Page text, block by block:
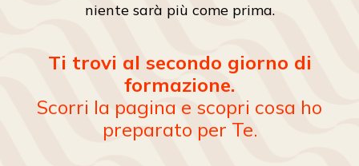
niente sarà più come prima.
Ti trovi al secondo giorno di
formazione.
Scorri la pagina e scopri cosa ho
preparato per Te.